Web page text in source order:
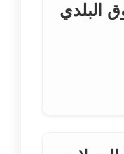
البلدي